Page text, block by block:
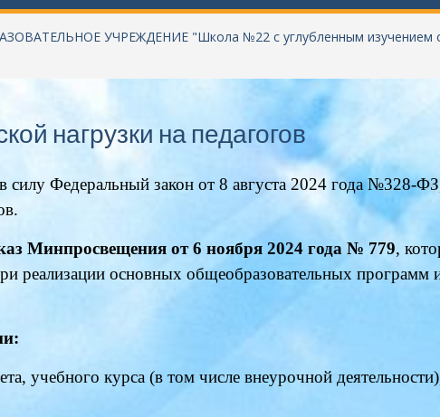
УЧРЕЖДЕНИЕ "Школа №22 c углубленным изучением
нагрузки на педагогов
силу Федеральный закон от 8 августа 2024 года №328-ФЗ
Минпросвещения от 6 ноября 2024 года № 779,
реализации основных общеобразовательных программ
учебного курса (в том числе внеурочной